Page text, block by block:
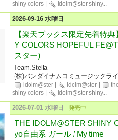
shiny colors
idolm@ster shiny...
2026-09-16 水曜日
【楽天ブックス限定先着特
Y COLORS HOPEFUL
スター)
Team.Stella
(株)バンダイナムコミュージックラ
idolm@ster idolm@ster
shiny colors
idolm@ster shiny...
2026-07-01 水曜日 発売中
THE IDOLM@STER SHINY
yo自由系 ガール / My time